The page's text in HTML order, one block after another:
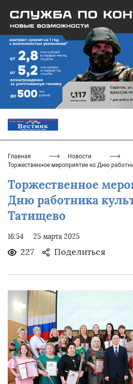
Главная
Новости
Торжественное мероприятие ко Дню
Торжественное
Дню работника
Татищево
16:54 25 марта 2025
227 Поделиться